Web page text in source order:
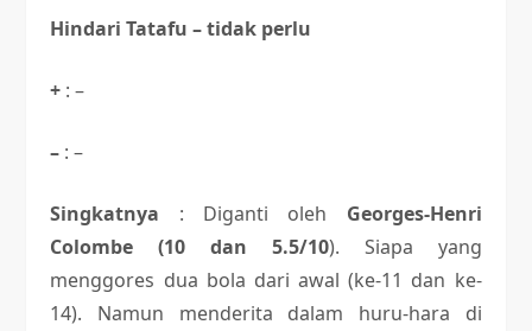
Hindari Tatafu – tidak perlu
+ : –
– : –
Singkatnya : Diganti oleh Georges-Henri
Colombe (10 dan 5.5/10). Siapa yang
menggores dua bola dari awal (ke-11 dan ke-
14). Namun menderita dalam huru-hara di